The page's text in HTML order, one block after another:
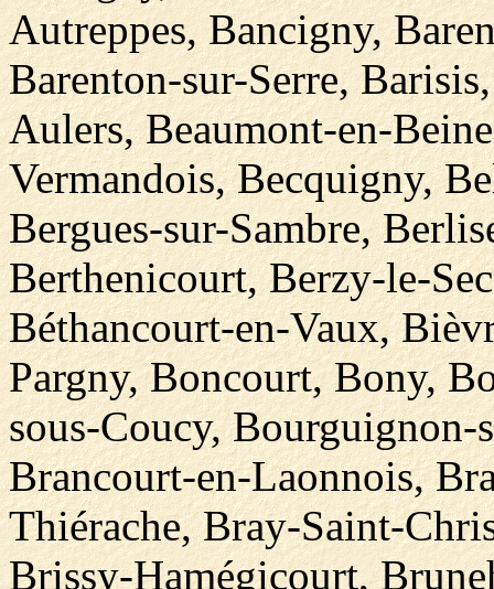
Autreppes, Bancigny,
Barenton-sur-Serre,
Aulers, Beaumont-en-
Vermandois, Becquigny,
Bergues-sur-Sambre,
Berthenicourt, Berzy-le-
Béthancourt-en-Vaux,
Pargny, Boncourt, Bony,
sous-Coucy,
Brancourt-en-Laonnois,
Thiérache, Bray-Saint-
Brissy-Hamégicourt,